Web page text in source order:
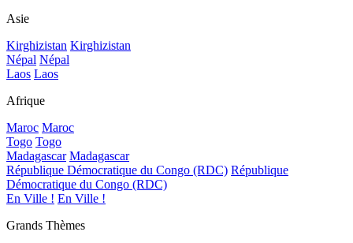
Asie
Kirghizistan Kirghizistan
Népal Népal
Laos Laos
Afrique
Maroc Maroc
Togo Togo
Madagascar Madagascar
République Démocratique du Congo (RDC) République
Démocratique du Congo (RDC)
En Ville ! En Ville !
Grands Thèmes